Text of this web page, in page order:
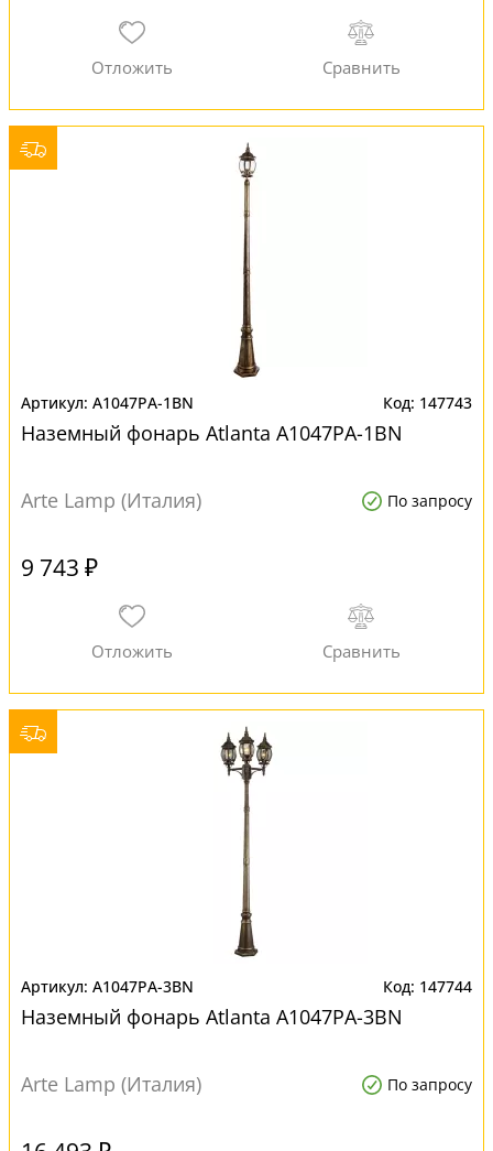
A1047PA-1BN 147743
Наземный фонарь Atlanta A1047PA-1BN
Arte Lamp (Италия) По запросу
9 743 ₽
A1047PA-3BN 147744
Наземный фонарь Atlanta A1047PA-3BN
Arte Lamp (Италия) По запросу